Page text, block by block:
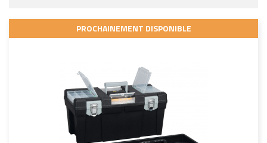
PROCHAINEMENT DISPONIBLE